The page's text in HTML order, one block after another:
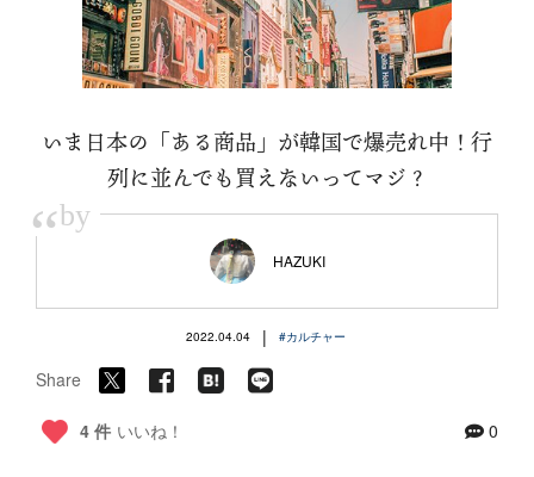
いま日本の「ある商品」が韓国で爆売れ中！行
列に並んでも買えないってマジ？
“by
HAZUKI
2022.04.04 | #カルチャー
Share
4 件 いいね！ 0